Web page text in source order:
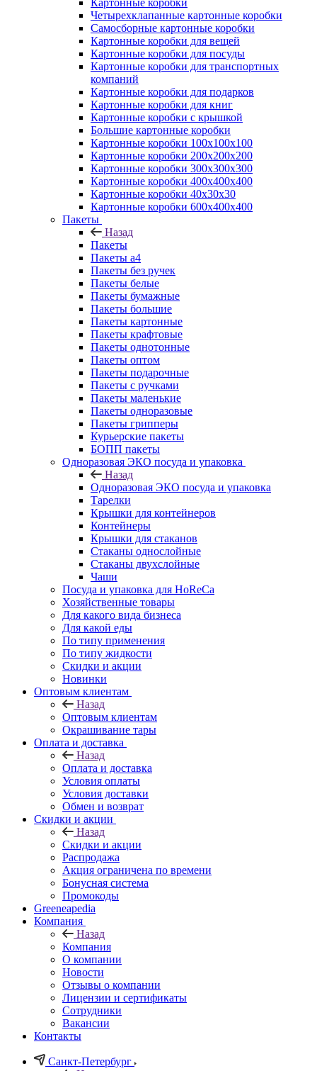
Картонные коробки
Четырехклапанные картонные коробки
Самосборные картонные коробки
Картонные коробки для вещей
Картонные коробки для посуды
Картонные коробки для транспортных
компаний
Картонные коробки для подарков
Картонные коробки для книг
Картонные коробки с крышкой
Большие картонные коробки
Картонные коробки 100x100x100
Картонные коробки 200x200x200
Картонные коробки 300x300x300
Картонные коробки 400x400x400
Картонные коробки 40x30x30
Картонные коробки 600x400x400
Пакеты
Назад
Пакеты
Пакеты а4
Пакеты без ручек
Пакеты белые
Пакеты бумажные
Пакеты большие
Пакеты картонные
Пакеты крафтовые
Пакеты однотонные
Пакеты оптом
Пакеты подарочные
Пакеты с ручками
Пакеты маленькие
Пакеты одноразовые
Пакеты грипперы
Курьерские пакеты
БОПП пакеты
Одноразовая ЭКО посуда и упаковка
Назад
Одноразовая ЭКО посуда и упаковка
Тарелки
Крышки для контейнеров
Контейнеры
Крышки для стаканов
Стаканы однослойные
Стаканы двухслойные
Чаши
Посуда и упаковка для HoReCa
Хозяйственные товары
Для какого вида бизнеса
Для какой еды
По типу применения
По типу жидкости
Скидки и акции
Новинки
Оптовым клиентам
Назад
Оптовым клиентам
Окрашивание тары
Оплата и доставка
Назад
Оплата и доставка
Условия оплаты
Условия доставки
Обмен и возврат
Скидки и акции
Назад
Скидки и акции
Распродажа
Акция ограничена по времени
Бонусная система
Промокоды
Greeneapedia
Компания
Назад
Компания
О компании
Новости
Отзывы о компании
Лицензии и сертификаты
Сотрудники
Вакансии
Контакты
Санкт-Петербург